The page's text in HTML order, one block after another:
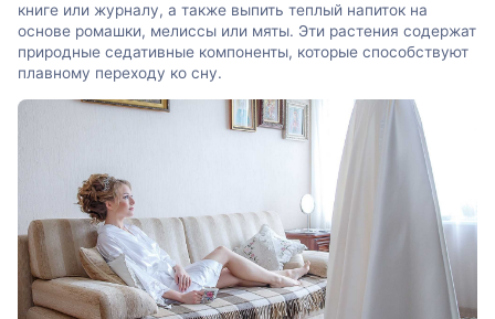
книге или журналу, а также выпить теплый напиток на
основе ромашки, мелиссы или мяты. Эти растения содержат
природные седативные компоненты, которые способствуют
плавному переходу ко сну.